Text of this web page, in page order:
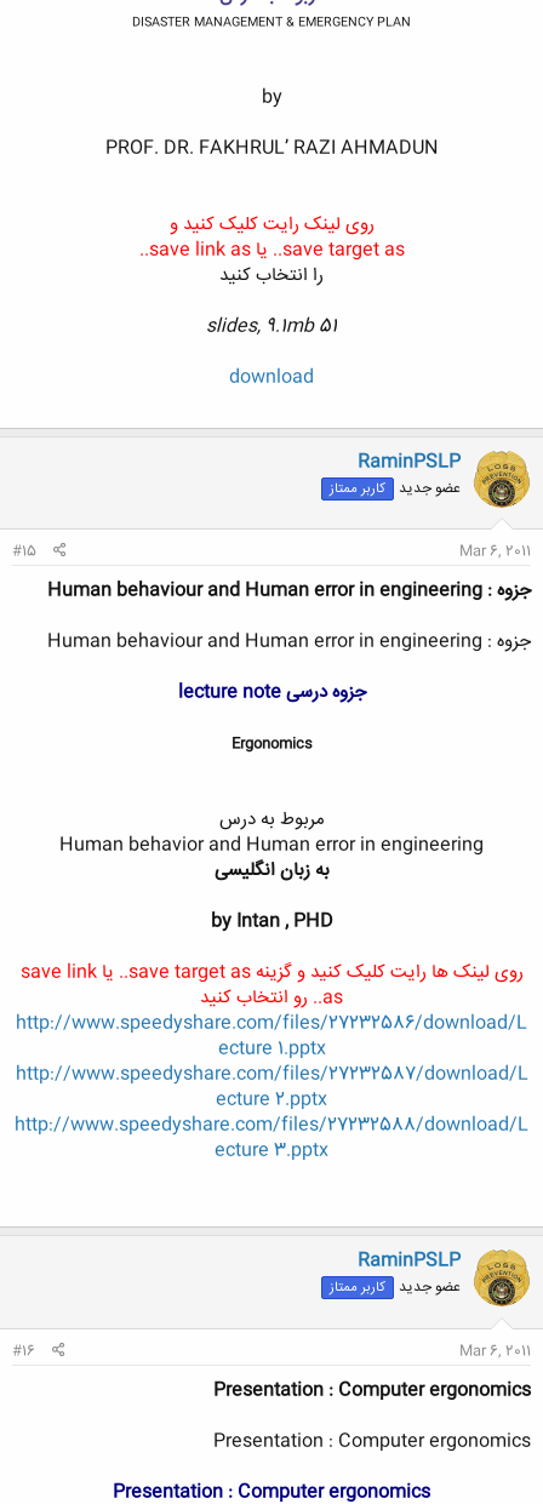
DISASTER MANAGEMENT & EMERGENCY PLAN
by
PROF. DR. FAKHRUL’ RAZI AHMADUN
روی لینک رایت کلیک کنید و
save target as.. یا save link as..
را انتخاب کنید
51 slides, 9.1mb
download
RaminPSLP
عضو جدید کاربر ممتاز
Mar 6, 2011
#15
جزوه : Human behaviour and Human error in engineering
جزوه : Human behaviour and Human error in engineering
جزوه درسی lecture note
Ergonomics
مربوط به درس
Human behavior and Human error in engineering
به زبان انگلیسی
by Intan , PHD
روی لینک ها رایت کلیک کنید و گزینه save target as.. یا save link
as.. رو انتخاب کنید
http://www.speedyshare.com/files/27232586/download/L
ecture 1.pptx
http://www.speedyshare.com/files/27232587/download/L
ecture 2.pptx
http://www.speedyshare.com/files/27232588/download/L
ecture 3.pptx
RaminPSLP
عضو جدید کاربر ممتاز
Mar 6, 2011
#16
Presentation : Computer ergonomics
Presentation : Computer ergonomics
Presentation : Computer ergonomics